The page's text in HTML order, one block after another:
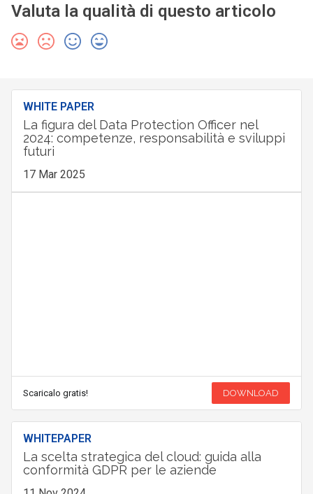
Valuta la qualità di questo articolo
WHITE PAPER
La figura del Data Protection Officer nel
2024: competenze, responsabilità e sviluppi
futuri
17 Mar 2025
Scaricalo gratis! DOWNLOAD
WHITEPAPER
La scelta strategica del cloud: guida alla
conformità GDPR per le aziende